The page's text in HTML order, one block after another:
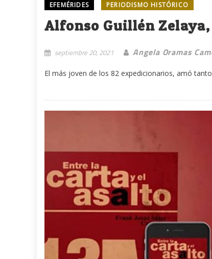
EFEMÉRIDES PERIODISMO HISTÓRICO
Alfonso Guillén
septiembre 20, 2021 Angela Oramas
El más joven de los 82 expedicionarios, amó